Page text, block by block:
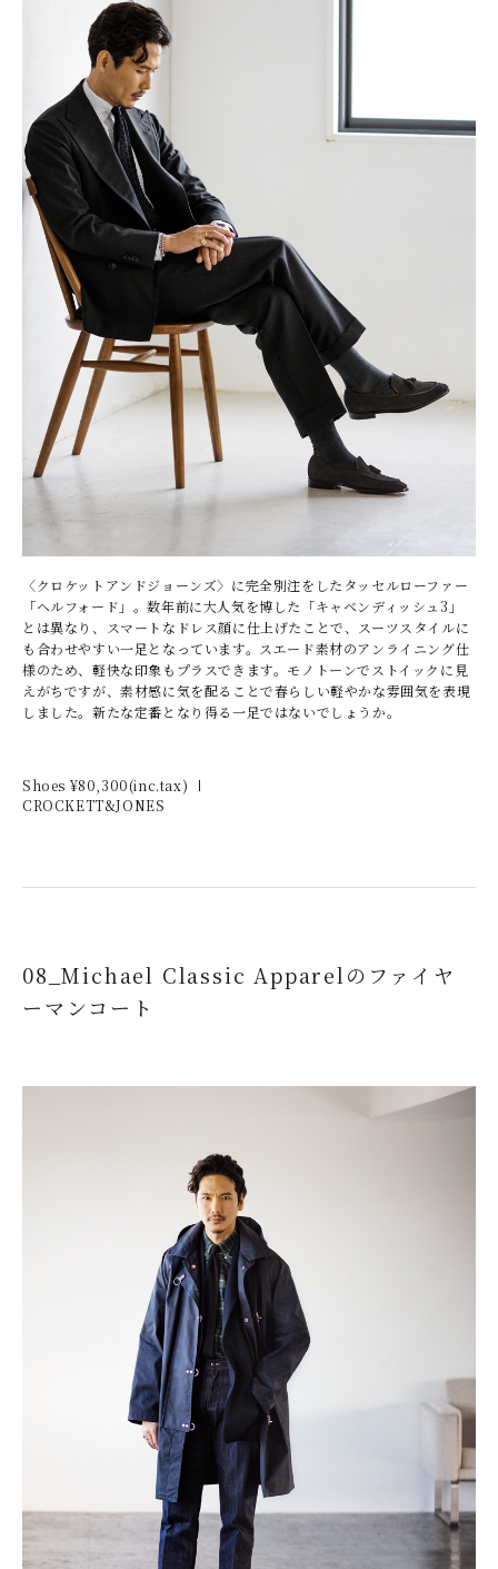
〈クロケットアンドジョーンズ〉に完全別注をしたタッセルローファー
「ヘルフォード」。数年前に大人気を博した「キャベンディッシュ3」
とは異なり、スマートなドレス顔に仕上げたことで、スーツスタイルに
も合わせやすい一足となっています。スエード素材のアンライニング仕
様のため、軽快な印象もプラスできます。モノトーンでストイックに見
えがちですが、素材感に気を配ることで春らしい軽やかな雰囲気を表現
しました。新たな定番となり得る一足ではないでしょうか。
Shoes ¥80,300(inc.tax)
CROCKETT&JONES
08_Michael Classic Apparelのファイヤ
ーマンコート